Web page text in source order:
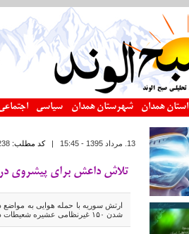
استان همدان شهرستان همدان سیاسی
13. مرداد 1395 - 15:45 |کد مطلب:
تلاش داعش برای پیشروی در
ارتش سوریه با حمله هوایی به مواضع
شدن ۱۵۰ غیرنظامی عشیره شعیطات در دیرالزور توسط عناصر داعش خطر تکرار قتل‌ عام این قوم را جدی کرده است.